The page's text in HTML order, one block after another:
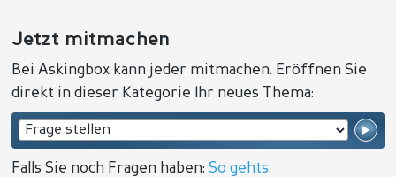
Jetzt mitmachen
Bei Askingbox kann jeder mitmachen. Eröffnen Sie
direkt in dieser Kategorie Ihr neues Thema:
Falls Sie noch Fragen haben:So gehts.